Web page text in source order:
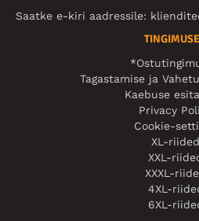
Saatke e-kiri aadressile:
Tagastamise ja
Kaebuse
Privacy
Cookie-
XL-riided
XXL-
XXXL-
4XL-
6XL-